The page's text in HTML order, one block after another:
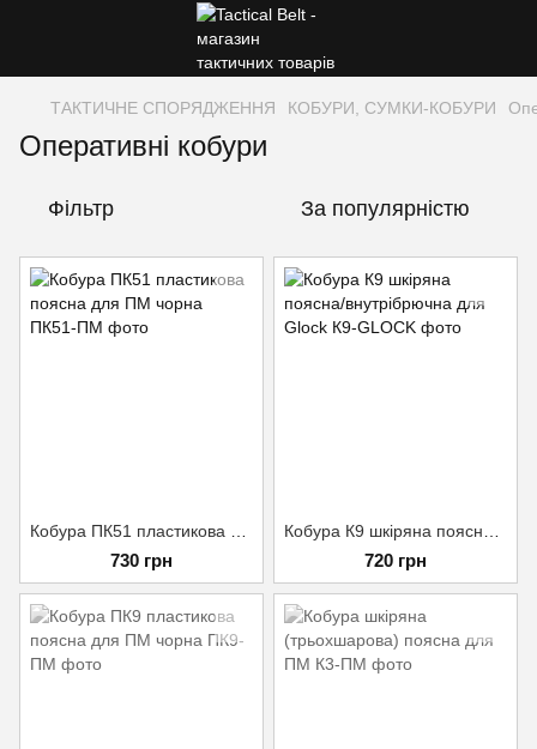
ТАКТИЧНЕ СПОРЯДЖЕННЯ КОБУРИ, СУМКИ-КОБУРИ
Оперативні кобури
Фільтр За популярністю
730 грн 720 грн